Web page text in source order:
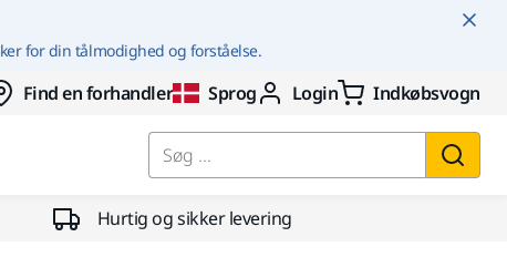
for din tålmodighed og forståelse.
Find en forhandler Sprog Login Indkøbsvogn
Søg ...
Hurtig og sikker levering